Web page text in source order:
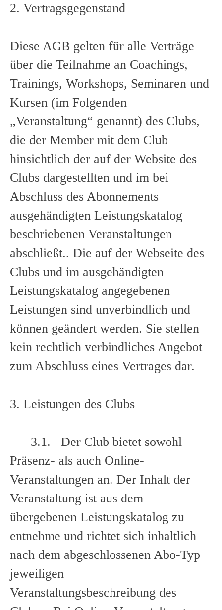
2. Vertragsgegenstand
Diese AGB gelten für alle Verträge
über die Teilnahme an Coachings,
Trainings, Workshops, Seminaren und
Kursen (im Folgenden
„Veranstaltung“ genannt) des Clubs,
die der Member mit dem Club
hinsichtlich der auf der Website des
Clubs dargestellten und im bei
Abschluss des Abonnements
ausgehändigten Leistungskatalog
beschriebenen Veranstaltungen
abschließt.. Die auf der Webseite des
Clubs und im ausgehändigten
Leistungskatalog angegebenen
Leistungen sind unverbindlich und
können geändert werden. Sie stellen
kein rechtlich verbindliches Angebot
zum Abschluss eines Vertrages dar.
3. Leistungen des Clubs
3.1. Der Club bietet sowohl
Präsenz- als auch Online-
Veranstaltungen an. Der Inhalt der
Veranstaltung ist aus dem
übergebenen Leistungskatalog zu
entnehme und richtet sich inhaltlich
nach dem abgeschlossenen Abo-Typ
jeweiligen
Veranstaltungsbeschreibung des